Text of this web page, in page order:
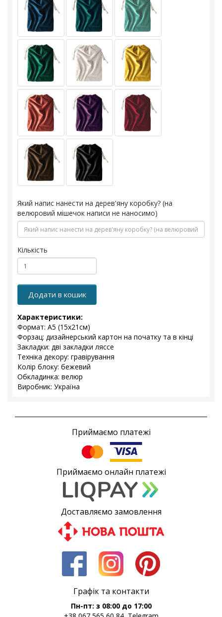
Який напис нанести на дерев'яну коробку? (на
велюровий мішечок написи не наносимо)
Кількість
Додати в кошик
Характеристики:
Формат: А5 (15х21см)
Форзац: дизайнерський картон на початку та в кінці
Закладки: дві закладки ляссе
Техніка декору: гравірування
Колір блоку: бежевий
Обкладинка: велюр
Виробник: Україна
Приймаємо платежі
Приймаємо онлайн платежі
Доставляємо замовлення
Графік та контакти
Пн-пт: з 08:00 до 17:00